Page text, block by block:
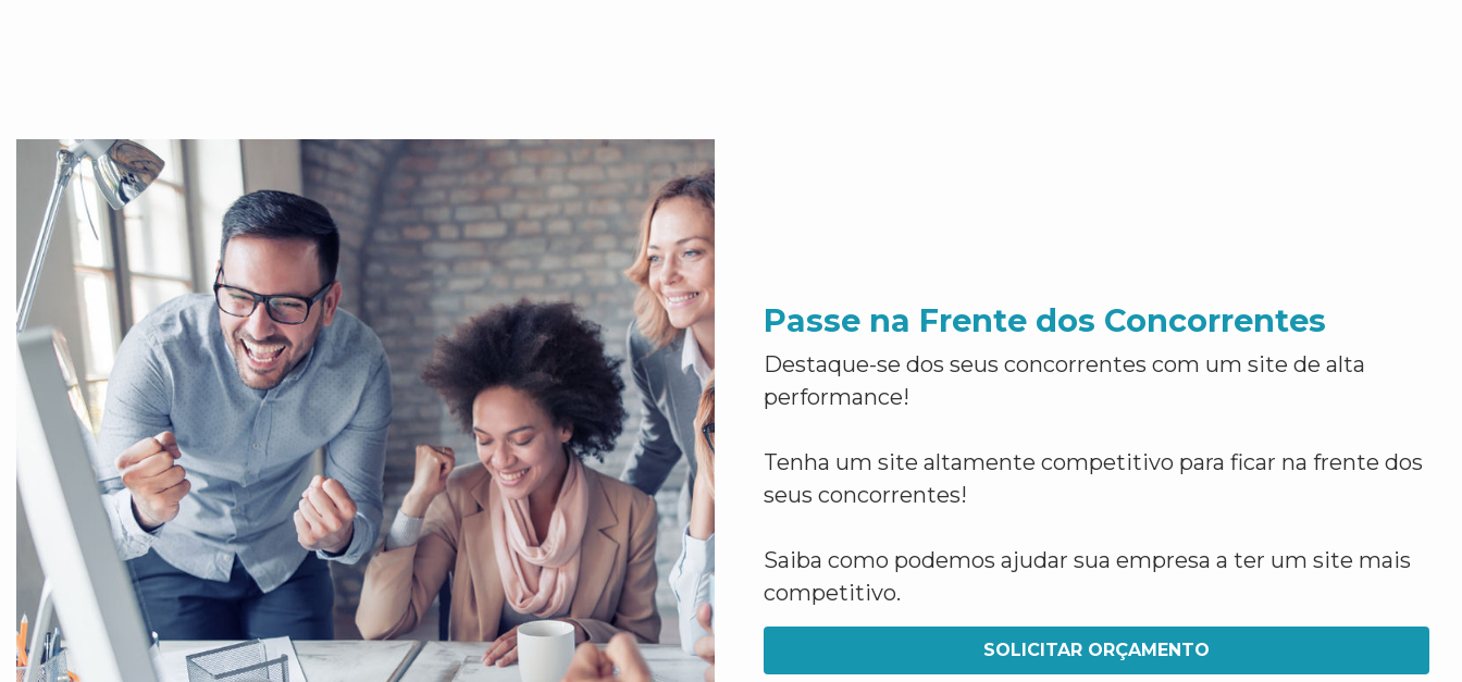
Passe na Frente dos Concorrentes
Destaque-se dos seus concorrentes com um site de alta
performance!
Tenha um site altamente competitivo para ficar na frente dos
seus concorrentes!
Saiba como podemos ajudar sua empresa a ter um site mais
competitivo.
SOLICITAR ORÇAMENTO